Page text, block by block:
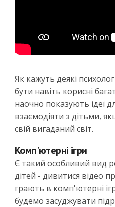
Як кажуть деякі
бути навіть корисні
наочно показують ідеї
взаємодіяти з дітьми,
свій вигаданий світ.
Комп'ютерні ігри
Є такий особливий вид
дітей - дивитися відео
грають в комп'ютерні
будемо засуджувати